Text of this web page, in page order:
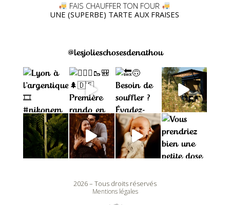
FAIS CHAUFFER TON FOUR
UNE (SUPERBE) TARTE AUX FRAISES
@lesjolieschosesdenathou
2026 – Tous droits réservés
Mentions légales